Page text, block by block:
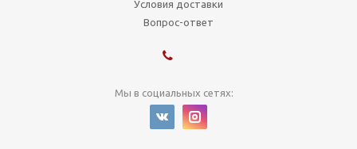
Условия доставки
Вопрос-ответ
Мы в социальных сетях: